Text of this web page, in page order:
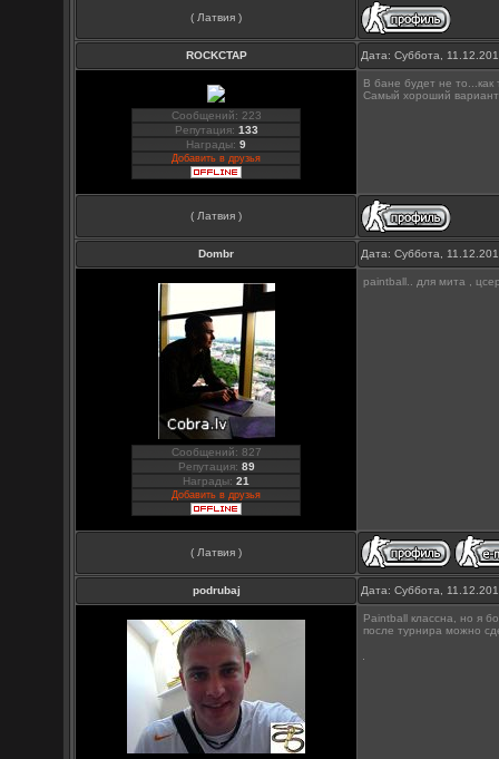
( Латвия )
ROCKCTAP Дата: Суббота,
Сообщений: 223
Репутация: 133
Награды:9
Добавить в друзья
В бане будет не
Самый хороший
( Латвия )
Dombr Дата: Суббота,
Сообщений: 827
Репутация: 89
Награды:21
Добавить в друзья
paintball.. для мита ,
( Латвия )
podrubaj Дата: Суббота,
Paintball классна, но я
после турнира можно